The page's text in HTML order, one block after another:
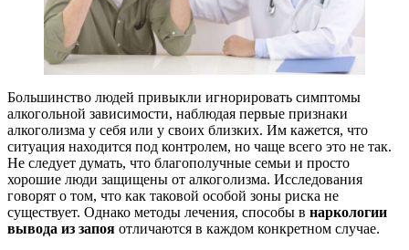
Большинство людей привыкли игнорировать симптомы
алкогольной зависимости, наблюдая первые признаки
алкоголизма у себя или у своих близких. Им кажется, что
ситуация находится под контролем, но чаще всего это не так.
Не следует думать, что благополучные семьи и просто
хорошие люди защищены от алкоголизма. Исследования
говорят о том, что как таковой особой зоны риска не
существует. Однако методы лечения, способы в наркологии
вывода из запоя отличаются в каждом конкретном случае.